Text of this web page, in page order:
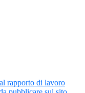
rapporto di lavoro